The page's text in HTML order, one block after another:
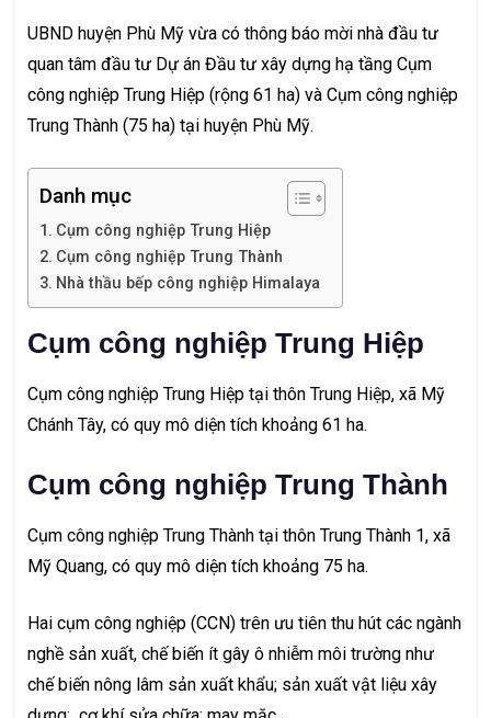
UBND huyện Phù Mỹ vừa có thông báo mời nhà đầu tư
quan tâm đầu tư Dự án Đầu tư xây dựng hạ tầng Cụm
công nghiệp Trung Hiệp (rộng 61 ha) và Cụm công nghiệp
Trung Thành (75 ha) tại huyện Phù Mỹ.
Danh mục
Cụm công nghiệp Trung Hiệp
Cụm công nghiệp Trung Thành
Nhà thầu bếp công nghiệp Himalaya
Cụm công nghiệp Trung Hiệp
Cụm công nghiệp Trung Hiệp tại thôn Trung Hiệp, xã Mỹ
Chánh Tây, có quy mô diện tích khoảng 61 ha.
Cụm công nghiệp Trung Thành
Cụm công nghiệp Trung Thành tại thôn Trung Thành 1, xã
Mỹ Quang, có quy mô diện tích khoảng 75 ha.
Hai cụm công nghiệp (CCN) trên ưu tiên thu hút các ngành
nghề sản xuất, chế biến ít gây ô nhiễm môi trường như
chế biến nông lâm sản xuất khẩu; sản xuất vật liệu xây